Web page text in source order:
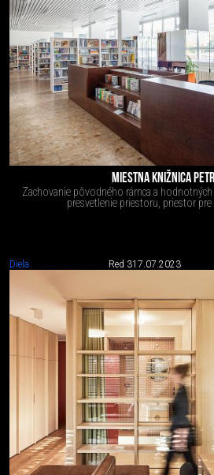
MIESTNA KNIŽNICA
Zachovanie pôvodného rámca a
presvetlenie priestoru, priestor pre
Diela Red 317.07.2023